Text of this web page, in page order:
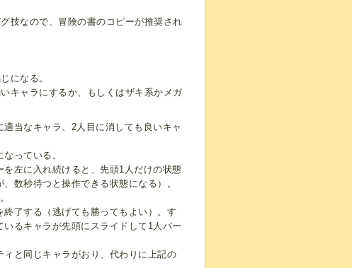
技なので、冒険の書のコピーが推奨され
になる。
キャラにするか、もしくはザキ系かメガ
当なキャラ、2人目に消しても良いキャ
っている。
左に入れ続けると、先頭1人だけの状態
数秒待つと操作できる状態になる）。
了する（逃げても勝ってもよい）。す
るキャラが先頭にスライドして1人パー
と同じキャラがおり、代わりに上記の